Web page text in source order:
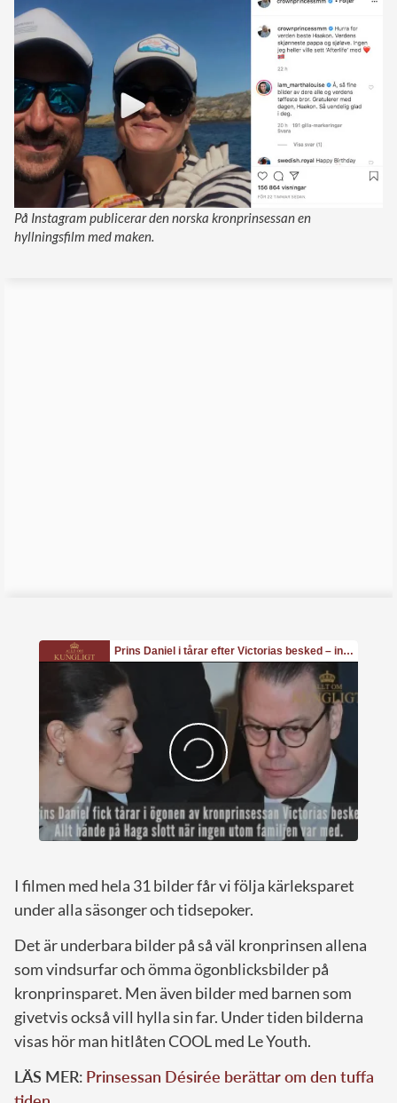
På Instagram publicerar den norska kronprinsessan en
hyllningsfilm med maken.
I filmen med hela 31 bilder får vi följa kärleksparet
under alla säsonger och tidsepoker.
Det är underbara bilder på så väl kronprinsen allena
som vindsurfar och ömma ögonblicksbilder på
kronprinsparet. Men även bilder med barnen som
givetvis också vill hylla sin far. Under tiden bilderna
visas hör man hitlåten COOL med Le Youth.
LÄS MER: Prinsessan Désirée berättar om den tuffa